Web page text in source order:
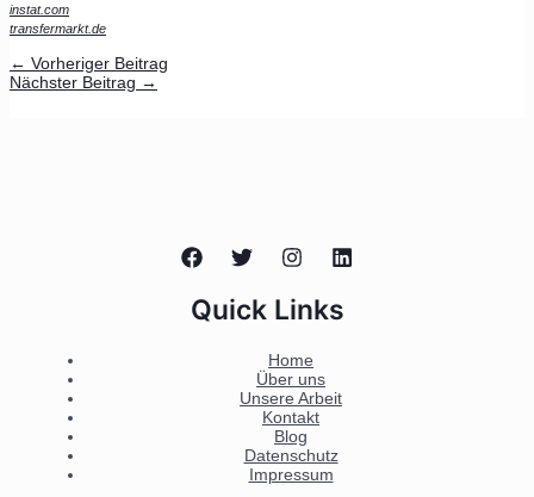
instat.com
transfermarkt.de
← Vorheriger Beitrag
Nächster Beitrag →
Quick Links
Home
Über uns
Unsere Arbeit
Kontakt
Blog
Datenschutz
Impressum